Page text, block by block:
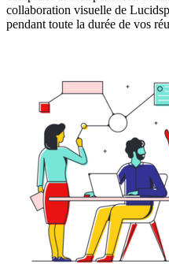
collaboration visuelle de
pendant toute la durée de vos